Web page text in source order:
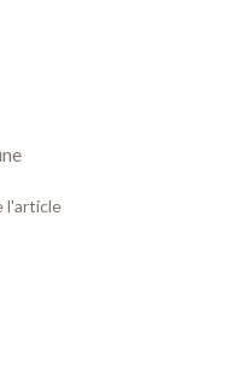
l'article